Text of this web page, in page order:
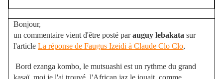
Bonjour,
un commentaire vient d'être posté parauguy lebakata sur
l'article La réponse de Faugus Izeidi à Claude Clo Clo,
Bord ezanga kombo, le mutsuashi est un rythme du grand
kasaï, moi je l'ai trouvé, l'African jaz le jouait, comme